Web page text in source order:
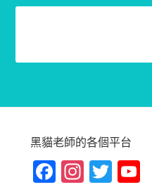
黑貓老師的各個平台
Fa In T Yo